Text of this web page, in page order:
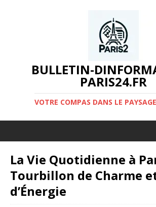
BULLETIN-
PARIS24.FR
VOTRE COMPAS DANS LE
La Vie Quotidienne à
Tourbillon de Charme
d’Énergie